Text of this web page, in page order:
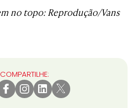
no topo: Reprodução/Vans
COMPARTILHE: